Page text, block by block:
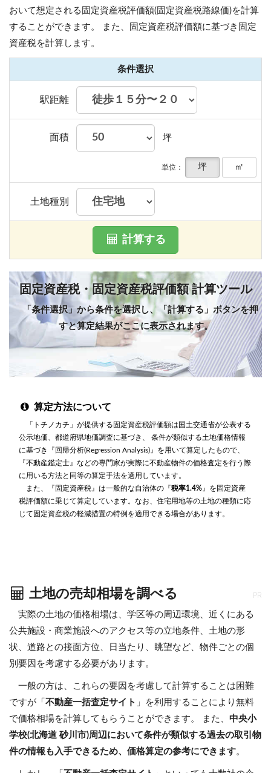
おいて想定される固定資産税評価額(固定資産税路線価)を計算
することができます。
また、固定資産税評価額に基づき固定
資産税を計算します。
条件選択
駅距離
面積 坪
単位： 坪 ㎡
土地種別
計算する
固定資産税・固定資産税評価額 計算ツール
「条件選択」から条件を選択し、「計算する」ボタンを押
すと算定結果がここに表示されます。
算定方法について
「トチノカチ」が提供する固定資産税評価額は国土交通省が公表する
公示地価、都道府県地価調査に基づき、 条件が類似する土地価格情報
に基づき『回帰分析(Regression Analysis)』を用いて算定したもので、
『不動産鑑定士』などの専門家が実際に不動産物件の価格査定を行う際
に用いる方法と同等の算定手法を適用しています。
また、『固定資産税』は一般的な自治体の『 税率1.4%』を固定資産
税評価額に乗じて算定しています。なお、住宅用地等の土地の種類に応
じて固定資産税の軽減措置の特例を適用できる場合があります。
土地の売却相場を調べる PR
実際の土地の価格相場は、学区等の周辺環境、近くにある
公共施設・商業施設へのアクセス等の立地条件、土地の形
状、道路との接面方位、日当たり、眺望など、物件ごとの個
別要因を考慮する必要があります。
一般の方は、これらの要因を考慮して計算することは困難
ですが「 不動産一括査定サイト 」を利用することにより無料
で価格相場を計算してもらうことができます。 また、 中央小
学校(北海道 砂川市)周辺において条件が類似する過去の取引物
件の情報も入手できるため、価格算定の参考にできます。